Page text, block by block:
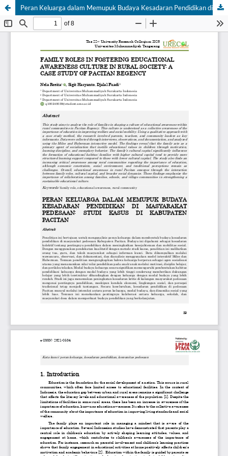
Peran Keluarga dalam Memupuk Budaya Kesadaran Pendidikan di Masyarakat Pedesaan: Studi Kasus di Kabupaten Pacitan